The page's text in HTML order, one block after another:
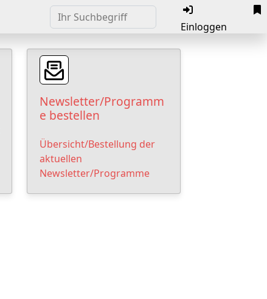
Einloggen
Newsletter/Programm
e bestellen
Übersicht/Bestellung der
aktuellen
Newsletter/Programme